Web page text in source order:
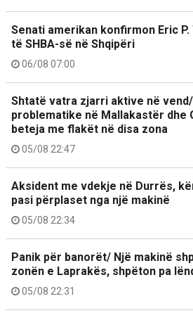
Senati amerikan konfirmon Eric
të SHBA-së në Shqipëri
06/08 07:00
Shtatë vatra zjarri aktive në
problematike në Mallakastër dhe
beteja me flakët në disa zona
05/08 22:47
Aksident me vdekje në Durrës,
pasi përplaset nga një makinë
05/08 22:34
Panik për banorët/ Një makinë
zonën e Laprakës, shpëton pa
05/08 22:31